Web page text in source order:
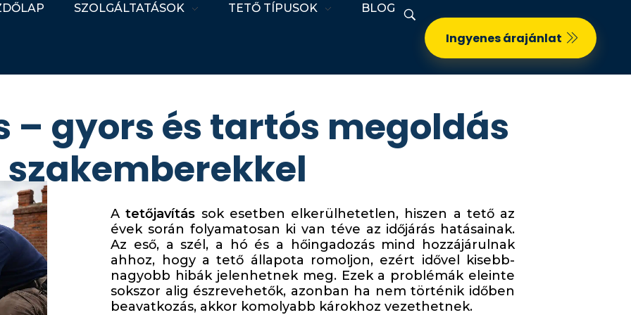
SZOLGÁLTATÁSOK TETŐ TÍPUSOK BLOG
Ingyenes árajánlat
– gyors és tartós megoldás
szakemberekkel
Atetőjavítás sok esetben elkerülhetetlen, hiszen a tető az
évek során folyamatosan ki van téve az időjárás hatásainak.
Az eső, a szél, a hó és a hőingadozás mind hozzájárulnak
ahhoz, hogy a tető állapota romoljon, ezért idővel kisebb-
nagyobb hibák jelenhetnek meg. Ezek a problémák eleinte
sokszor alig észrevehetők, azonban ha nem történik időben
beavatkozás, akkor komolyabb károkhoz vezethetnek.